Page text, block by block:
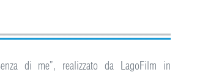
di me”, realizzato da LagoFilm in